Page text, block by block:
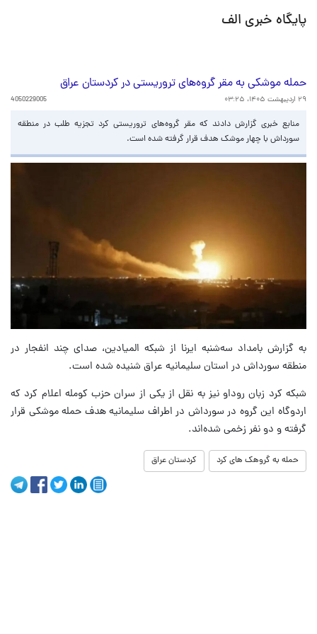
پایگاه خبری الف
حمله موشکی به مقر گروه‌های تروریستی در کردستان عراق
۲۹ اردیبهشت ۱۴۰۵، ۰۳:۲۵ 4050229005
منابع خبری گزارش دادند که مقر گروه‌های تروریستی کرد تجزیه طلب در منطقه
سورداش با چهار موشک هدف قرار گرفته شده است.
به گزارش بامداد سه‌شنبه ایرنا از شبکه المیادین، صدای چند انفجار در
منطقه سورداش در استان سلیمانیه عراق شنیده شده است.
شبکه کرد زبان روداو نیز به نقل از یکی از سران حزب کومله اعلام کرد که
اردوگاه این گروه در سورداش در اطراف سلیمانیه هدف حمله موشکی قرار
گرفته و دو نفر زخمی شده‌اند.
حمله به گروهک های کرد کردستان عراق